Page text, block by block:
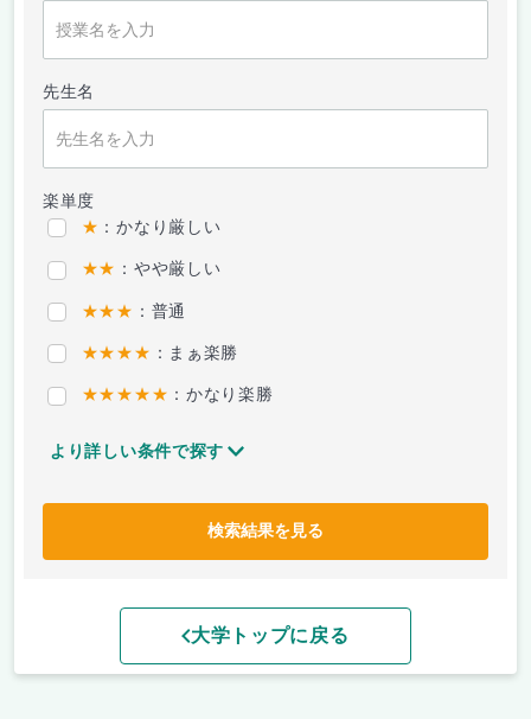
先生名
楽単度
★ ：かなり厳しい
★★ ：やや厳しい
★★★ ：普通
★★★★ ：まぁ楽勝
★★★★★ ：かなり楽勝
より詳しい条件で探す
検索結果を見る
大学トップに戻る